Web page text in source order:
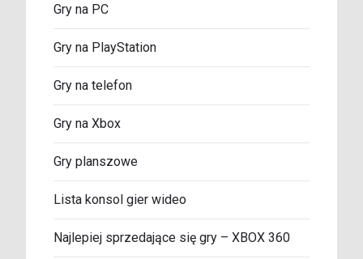
Gry na PC
Gry na PlayStation
Gry na telefon
Gry na Xbox
Gry planszowe
Lista konsol gier wideo
Najlepiej sprzedające się gry – XBOX 360